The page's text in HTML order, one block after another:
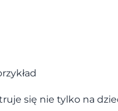
się nie tylko na